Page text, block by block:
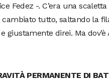
Fedez -. C’era una
tutto, saltando la
direi. Ma dov’è
PERMANENTE DI